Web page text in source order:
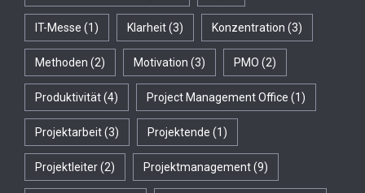
IT-Messe (1) Klarheit(3) Konzentration (3)
Methoden (2) Motivation (3) PMO (2)
Produktivität(4) Project Management Office (1)
Projektarbeit(3) Projektende (1)
Projektleiter(2) Projektmanagement(9)